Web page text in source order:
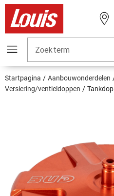
Zoekterm
Startpagina Aanbouwonderdelen
Versiering/ventieldoppen
Tankdop